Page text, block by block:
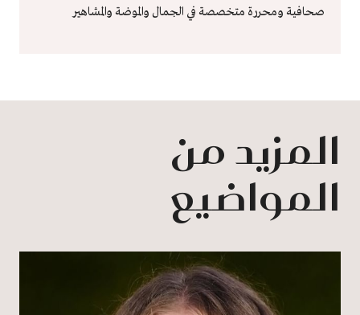
صحافية ومحررة متخصصة في الجمال والموضة والمشاهير
المزيد من
المواضيع